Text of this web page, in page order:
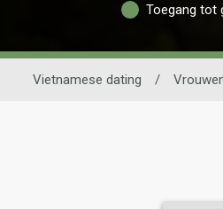
Toegang tot
Vietnamese dating /